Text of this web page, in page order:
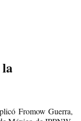
Fromow Guerra,